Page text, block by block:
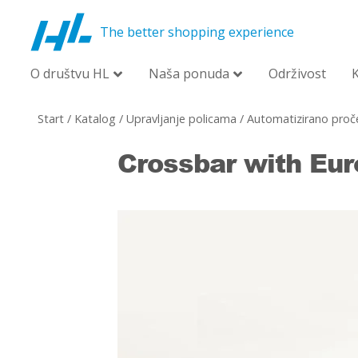
The better shopping experience
O društvu HL Naša ponuda Održivost
Start / Katalog / Upravljanje policama / Automatizirano
Crossbar with